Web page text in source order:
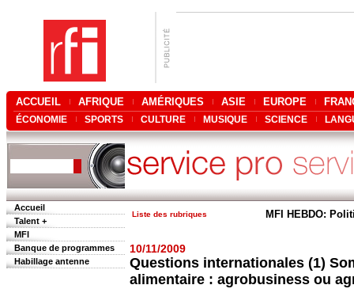
ACCUEIL AFRIQUE AMÉRIQUES ASIE EUROPE
ÉCONOMIE SPORTS CULTURE MUSIQUE SCIENCE
Accueil
Talent +
MFI
Banque de programmes
Habillage antenne
Liste des rubriques MFI HEBDO:
10/11/2009
Questions internationales (1)
alimentaire : agrobusiness ou